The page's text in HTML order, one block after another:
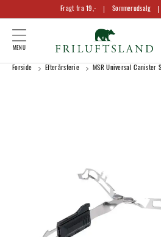
Fragt fra 19,- Sommerudsalg
Forside Efterårsferie MSR Universal Canister